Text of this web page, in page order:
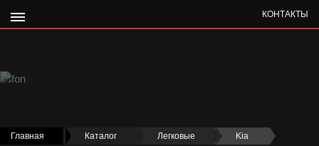
КОНТАКТЫ
Главная › Каталог Легковые › Kia
›